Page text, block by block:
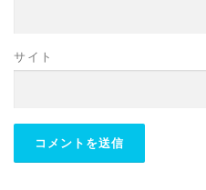
サイト